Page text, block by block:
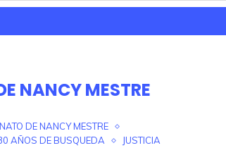
NANCY MESTRE
DE NANCY MESTRE
AÑOS DE BUSQUEDA
JUSTICIA